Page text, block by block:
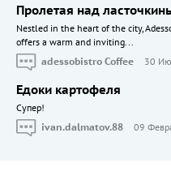
Пролетая над
Nestled in the heart of the city,
offers a warm and inviting...
adessobistro Coffee
30
Едоки картофеля
Cупер!
ivan.dalmatov.88
09